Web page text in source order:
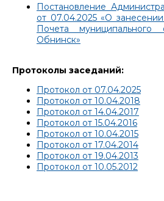
Постановление
от 07.04.2025 «О
Почета муниципального
Обнинск»
Протоколы заседаний:
Протокол от 07.04.2025
Протокол от 10.04.2018
Протокол от 14.04.2017
Протокол от 15.04.2016
Протокол от 10.04.2015
Протокол от 17.04.2014
Протокол от 19.04.2013
Протокол от 10.05.2012